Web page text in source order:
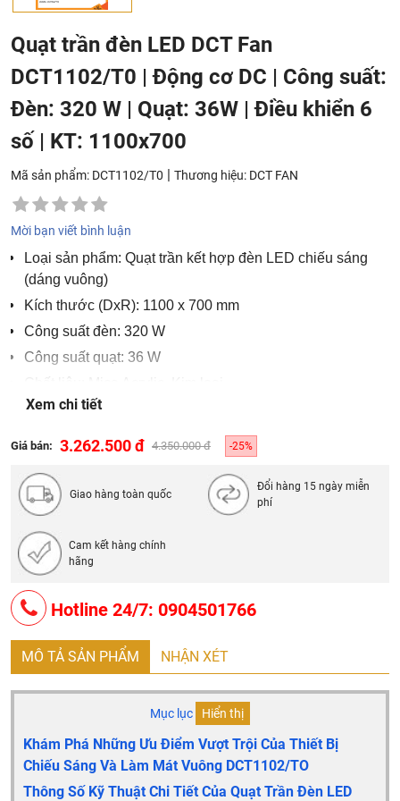
Quạt trần đèn LED DCT Fan
DCT1102/T0 | Động cơ DC | Công suất:
Đèn: 320 W | Quạt: 36W | Điều khiển 6
số | KT: 1100x700
Mã sản phẩm: DCT1102/T0 | Thương hiệu: DCT FAN
Mời bạn viết bình luận
Loại sản phẩm: Quạt trần kết hợp đèn LED chiếu sáng
(dáng vuông)
Kích thước (DxR): 1100 x 700 mm
Công suất đèn: 320 W
Công suất quạt: 36 W
Động cơ: DC Motor (tiết kiệm điện, vận hành êm)
Điều khiển: Ứng dụng điện thoại (App) / Remote điều
khiển 6 số
Chế độ đèn: 3 chế độ sáng (Trắng/Vàng/Trung tính - tùy
chỉnh), đèn rọi cao cấp
Cấp độ gió: 6 cấp độ
Bảo hành: 2 năm chính hãng
Xem chi tiết
Giá bán: 3.262.500 đ 4.350.000 đ -25%
Giao hàng toàn quốc
Đổi hàng 15 ngày miễn
phí
Cam kết hàng chính
hãng
Hotline 24/7: 0904501766
MÔ TẢ SẢN PHẨM NHẬN XÉT
Mục lục Hiển thị
Khám Phá Những Ưu Điểm Vượt Trội Của Thiết Bị
Chiếu Sáng Và Làm Mát Vuông DCT1102/TO
Thông Số Kỹ Thuật Chi Tiết Của Quạt Trần Đèn LED